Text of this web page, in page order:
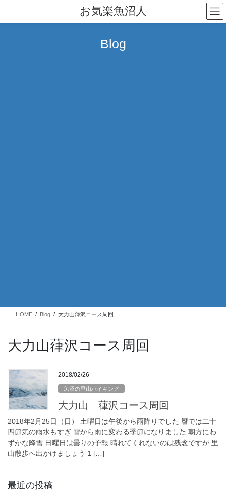
テ
ゲ
お気楽魚沼人
Blog
HOME Blog 大力山葎沢コース周回
大力山葎沢コース周回
2018/02/26
魚沼の里山ハイキング
大力山 葎沢コース周回
2018年2月25日（日） 土曜日は午後から雨降りでした 暦では二十
四節気の雨水もすぎ 雪から雨に変わる季節になりました 朝方にわ
ずかな降雪 日曜日は曇りの予報 晴れてくれないのは残念ですが 里
山散歩へ出かけましょう 1 […]
最近の投稿